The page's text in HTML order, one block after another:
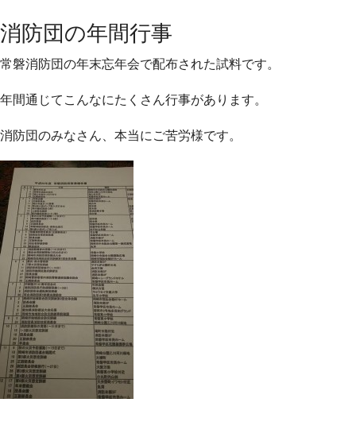
消防団の年間行事
常磐消防団の年末忘年会で配布された試料です。
年間通じてこんなにたくさん行事があります。
消防団のみなさん、 本当にご苦労様です。